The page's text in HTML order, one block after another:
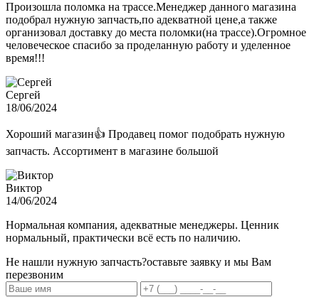
Произошла поломка на трассе.Менеджер данного магазина
подобрал нужную запчасть,по адекватной цене,а также
организовал доставку до места поломки(на трассе).Огромное
человеческое спасибо за проделанную работу и уделенное
время!!!
Сергей
18/06/2024
Хороший магазин👍 Продавец помог подобрать нужную
запчасть. Ассортимент в магазине большой
Виктор
14/06/2024
Нормальная компания, адекватные менеджеры. Ценник
нормальный, практически всё есть по наличию.
Не нашли нужную запчасть?оставьте заявку и мы Вам
перезвоним